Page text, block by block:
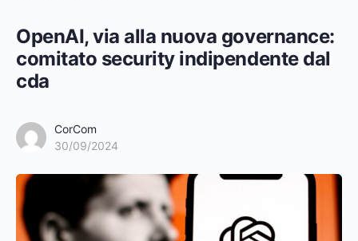
OpenAI, via alla nuova governance:
comitato security indipendente dal
cda
CorCom
30/09/2024